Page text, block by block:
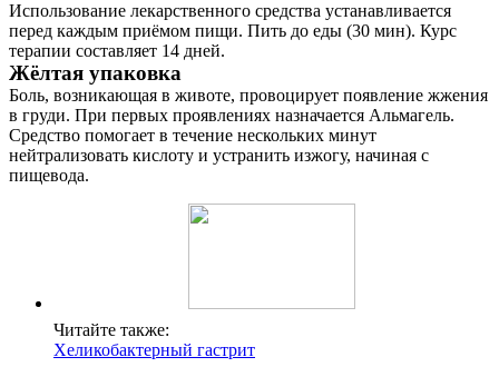
Использование лекарственного средства устанавливается
перед каждым приёмом пищи. Пить до еды (30 мин). Курс
терапии составляет 14 дней.
Жёлтая упаковка
Боль, возникающая в животе, провоцирует появление жжения
в груди. При первых проявлениях назначается Альмагель.
Средство помогает в течение нескольких минут
нейтрализовать кислоту и устранить изжогу, начиная с
пищевода.
Читайте также:
Хеликобактерный гастрит